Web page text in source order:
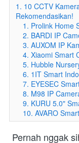
1. 10 CCTV
Rekomendasikan!
1. Prolink Home
2. BARDI IP
3. AUXOM IP
4. Xiaomi Smart
5. Hubble
6. 1IT Smart
7. EYESEC
8. M98 IP
9. KURU 5.0"
10. AVARO
Pernah nggak